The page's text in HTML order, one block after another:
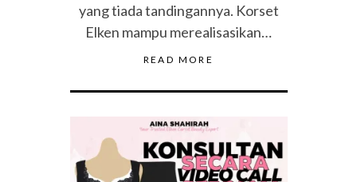
yang tiada tandingannya. Korset
Elken mampu merealisasikan…
READ MORE